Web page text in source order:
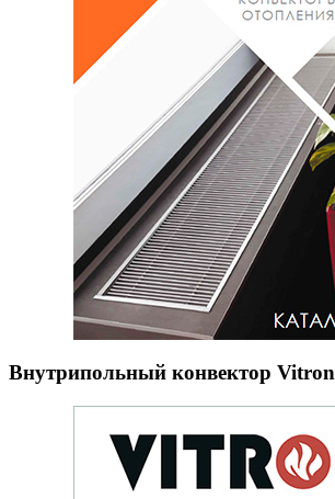
Внутрипольный конвектор Vitron